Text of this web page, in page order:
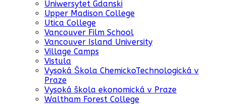
Uniwersytet Gdanski
Upper Madison College
Utica College
Vancouver Film School
Vancouver Island University
Village Camps
Vistula
Vysoká Škola ChemickoTechnologická v
Praze
Vysoká škola ekonomická v Praze
Waltham Forest College